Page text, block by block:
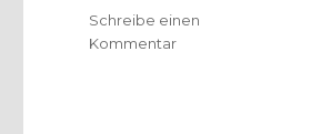
Schreibe einen
Kommentarzu